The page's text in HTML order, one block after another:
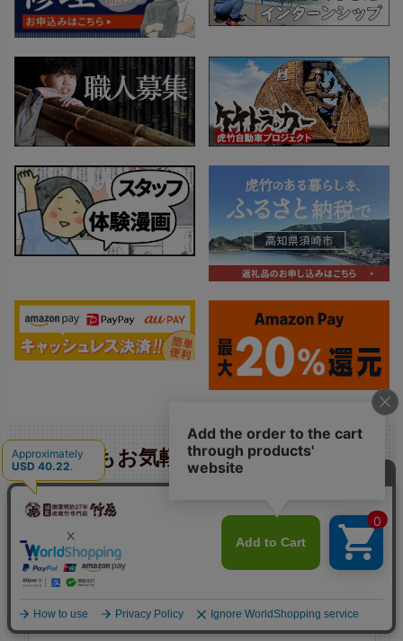
なんでもお気軽にお問い合わせくだ
電話注文の方法はこちら
平日 9:00〜17:30（土・日曜定休）